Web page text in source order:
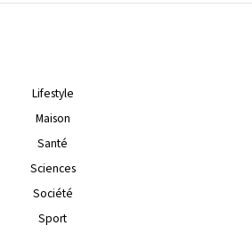
Lifestyle
Maison
Santé
Sciences
Société
Sport